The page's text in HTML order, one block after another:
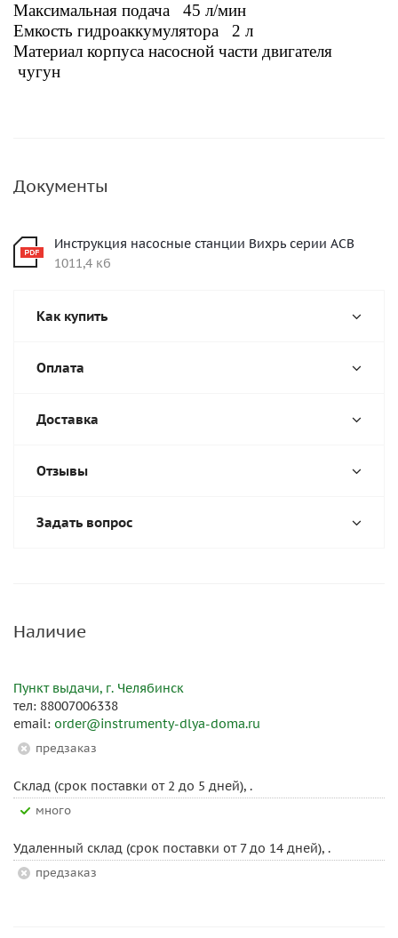
Максимальная подача 45 л/мин
Емкость гидроаккумулятора 2 л
Материал корпуса насосной части двигателя
чугун
Документы
Инструкция насосные станции Вихрь серии АСВ
1011,4 кб
Как купить
Оплата
Доставка
Отзывы
Задать вопрос
Наличие
Пункт выдачи, г. Челябинск
тел: 88007006338
email: order@instrumenty-dlya-doma.ru
Предзаказ
Склад (срок поставки от 2 до 5 дней), .
Много
Удаленный склад (срок поставки от 7 до 14 дней), .
Предзаказ